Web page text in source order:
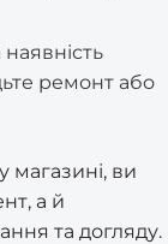
ремонт або
ви
а й
та догляду.